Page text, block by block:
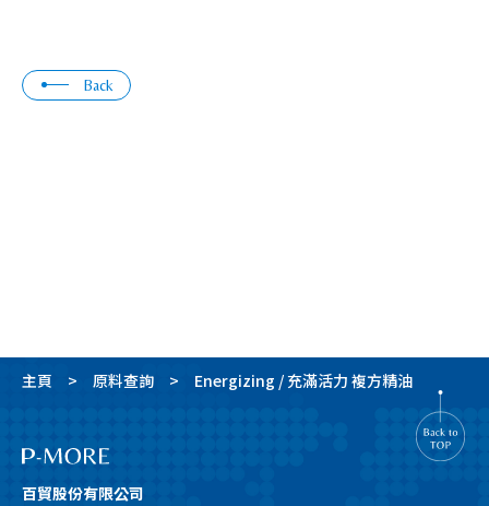
Back
主頁 原料查詢 Energizing / 充滿活力 複方精油
百貿股份有限公司